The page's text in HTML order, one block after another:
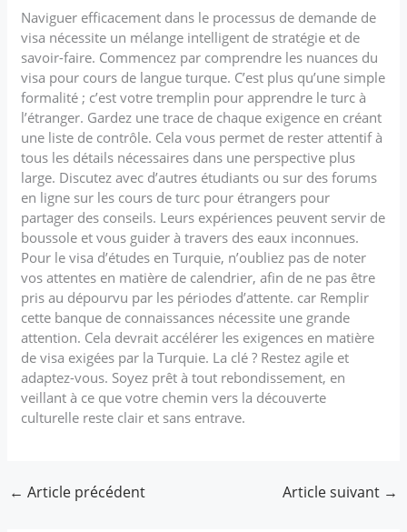
Naviguer efficacement dans le processus de demande de
visa nécessite un mélange intelligent de stratégie et de
savoir-faire. Commencez par comprendre les nuances du
visa pour cours de langue turque. C’est plus qu’une simple
formalité ; c’est votre tremplin pour apprendre le turc à
l’étranger. Gardez une trace de chaque exigence en créant
une liste de contrôle. Cela vous permet de rester attentif à
tous les détails nécessaires dans une perspective plus
large. Discutez avec d’autres étudiants ou sur des forums
en ligne sur les cours de turc pour étrangers pour
partager des conseils. Leurs expériences peuvent servir de
boussole et vous guider à travers des eaux inconnues.
Pour le visa d’études en Turquie, n’oubliez pas de noter
vos attentes en matière de calendrier, afin de ne pas être
pris au dépourvu par les périodes d’attente. car Remplir
cette banque de connaissances nécessite une grande
attention. Cela devrait accélérer les exigences en matière
de visa exigées par la Turquie. La clé ? Restez agile et
adaptez-vous. Soyez prêt à tout rebondissement, en
veillant à ce que votre chemin vers la découverte
culturelle reste clair et sans entrave.
← Article précédent Article suivant →